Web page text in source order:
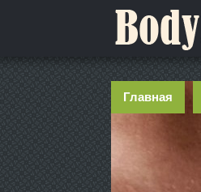
Главная